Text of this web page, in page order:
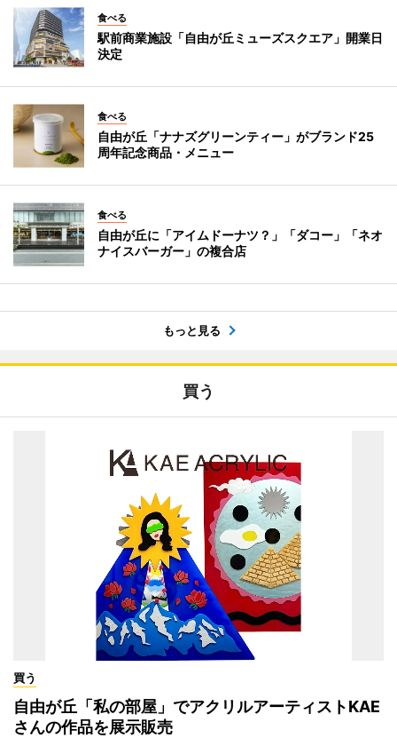
食べる
駅前商業施設「自由が丘ミューズスクエア」開業日
決定
食べる
自由が丘「ナナズグリーンティー」がブランド25
周年記念商品・メニュー
食べる
自由が丘に「アイムドーナツ？」「ダコー」「ネオ
ナイスバーガー」の複合店
もっと見る
買う
買う
自由が丘「私の部屋」でアクリルアーティストKAE
さんの作品を展示販売